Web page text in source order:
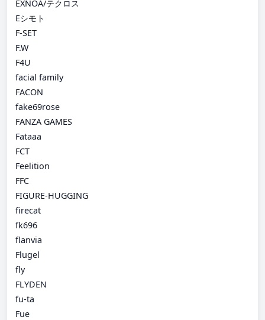
EXNOA/テクロス
Eシモト
F-SET
F.W
F4U
facial family
FACON
fake69rose
FANZA GAMES
Fataaa
FCT
Feelition
FFC
FIGURE-HUGGING
firecat
fk696
flanvia
Flugel
fly
FLYDEN
fu-ta
Fue